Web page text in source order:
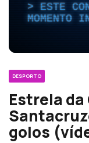
ESTE
MOMENTO
DESPORTO
Estrela
golos